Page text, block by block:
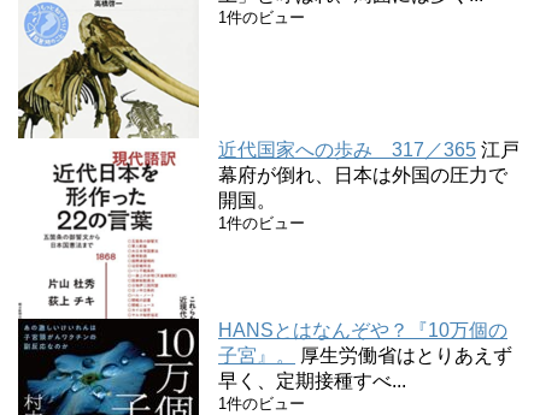
1件のビュー
近代国家への歩み 317／365 江戸
幕府が倒れ、日本は外国の圧力で
開国。
1件のビュー
HANSとはなんぞや？『10万個の
子宮』。
厚生労働省はとりあえず
早く、定期接種すべ...
1件のビュー